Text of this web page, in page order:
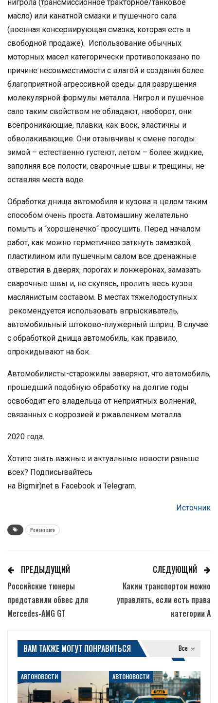
нигрола (трансмиссионное тракторное/танковое
масло) или канатной смазки и пушечного сала
(военная консервирующая смазка, которая есть в
свободной продаже). Использование обычных
моторных масел категорически противопоказано по
причине несовместимости с влагой и создания более
благоприятной агрессивной среды для разрушения
молекулярной формулы металла. Нигрол и пушечное
сало таким свойством не обладают, наоборот, они
всепроникающие, плавки, как воск, эластичны и
обволакивающие. Они отзывчивы к смене погоды:
зимой – естественно густеют, летом – более жидкие,
заполняя все полости, сварочные швы и трещины, не
оставляя места воде.
Обработка днища автомобиля и кузова в целом таким
способом очень проста. Автомашину желательно
помыть и “хорошенечко“ просушить. Перед началом
работ, как можно герметичнее заткнуть замазкой,
пластилином или пушечным салом все дренажные
отверстия в дверях, порогах и лонжеронах, замазать
сварочные швы и, не скупясь, пролить весь кузов
маслянистым составом. В местах тяжелодоступных
рекомендуется использовать впрыскиватель,
автомобильный штоково-плужерный шприц. В случае
с обработкой днища автомобиль, как правило,
опрокидывают на бок.
Автомобилисты-старожилы заверяют, что автомобиль,
прошедший подобную обработку на долгие годы
освободит его владельца от неприятных волнений,
связанных с коррозией и ржавлением металла.
2020 года.
Хотите знать важные и актуальные новости раньше
всех? Подписывайтесь
на Bigmir)net в Facebook и Telegram.
Источник
Ремонт авто
ПРЕДЫДУЩИЙ
Российские тюнеры
представили обвес для
Mercedes-AMG GT
СЛЕДУЮЩИЙ
Каким транспортом можно
управлять, если есть права
категории А
Все
ВАМ ТАКЖЕ МОГУТ ПОНРАВИТЬСЯ
АВТОНОВОСТИ АВТОНОВОСТИ